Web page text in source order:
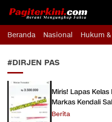
Pagiterkini.com
Berani Mengungkap Fakta
Beranda Nasional Hukum
#DIRJEN PAS
Miris! Lapas
Markas Kendali
Berita